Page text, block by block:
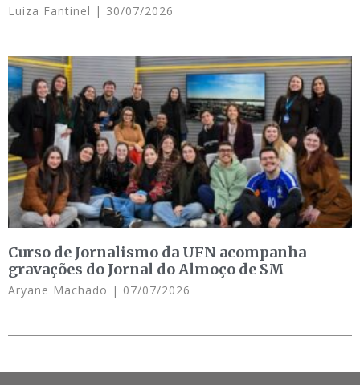
Luiza Fantinel 30/07/2026
Curso de Jornalismo da UFN acompanha
gravações do Jornal do Almoço de SM
Aryane Machado 07/07/2026